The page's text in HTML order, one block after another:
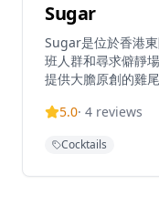
Sugar
Sugar是位於香港
班人群和尋求僻靜
提供大膽原創的雞
位，營業時間為下
飲酒體驗。
5.0· 4 reviews
Cocktails